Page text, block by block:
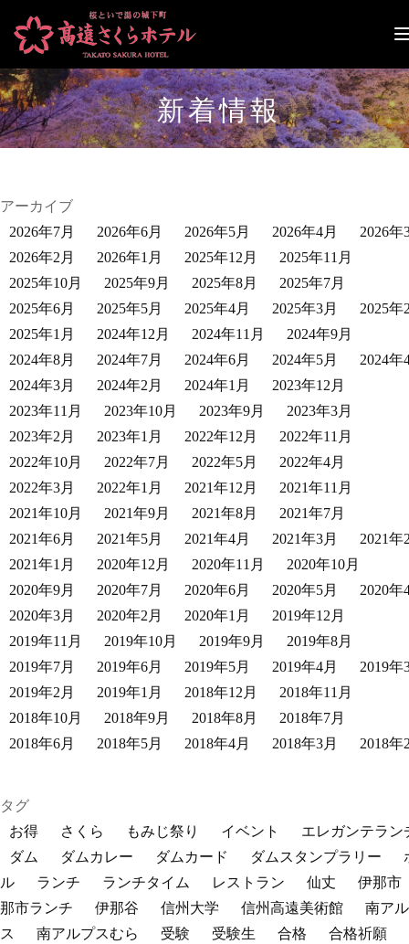
ナ
ゲ
ー
シ
ョ
ン
新着情報
アーカイブ
2026年7月
2026年6月 2026年5月 2026年4月
2026年
2026年2月
2026年1月 2025年12月
2025年11月
2025年10月
2025年9月 2025年8月
2025年7月
2025年6月
2025年5月 2025年4月 2025年3月
2025年
2025年1月
2024年12月 2024年11月
2024年9月
2024年8月
2024年7月 2024年6月 2024年5月
2024年
2024年3月
2024年2月 2024年1月
2023年12月
2023年11月
2023年10月 2023年9月
2023年3月
2023年2月
2023年1月 2022年12月
2022年11月
2022年10月
2022年7月 2022年5月
2022年4月
2022年3月
2022年1月 2021年12月
2021年11月
2021年10月
2021年9月 2021年8月
2021年7月
2021年6月
2021年5月 2021年4月 2021年3月
2021年
2021年1月
2020年12月 2020年11月
2020年10月
2020年9月
2020年7月 2020年6月 2020年5月
2020年
2020年3月
2020年2月 2020年1月
2019年12月
2019年11月
2019年10月 2019年9月
2019年8月
2019年7月
2019年6月 2019年5月 2019年4月
2019年
2019年2月
2019年1月 2018年12月
2018年11月
2018年10月
2018年9月 2018年8月
2018年7月
2018年6月
2018年5月 2018年4月 2018年3月 2018年
タグ
お得
さくら もみじ祭り イベント
エレガンテラン
ダム
ダムカレー ダムカード ダムスタンプラリー
ル
ランチ ランチタイム レストラン 仙丈
伊那市
那市ランチ
伊那谷 信州大学 信州高遠美術館
南ア
ス
南アルプスむら 受験 受験生 合格
合格祈願